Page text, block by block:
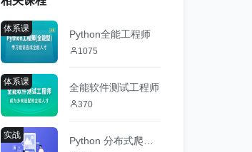
体系课 Python全能工程师
1075
体系课 全能软件测试工程师
370
实战